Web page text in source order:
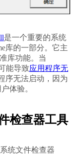
是一个重要的系统
库的一部分。它主
库功能。当
能导致应用程序无
序无法启动，因为
户体验。
检查器工具